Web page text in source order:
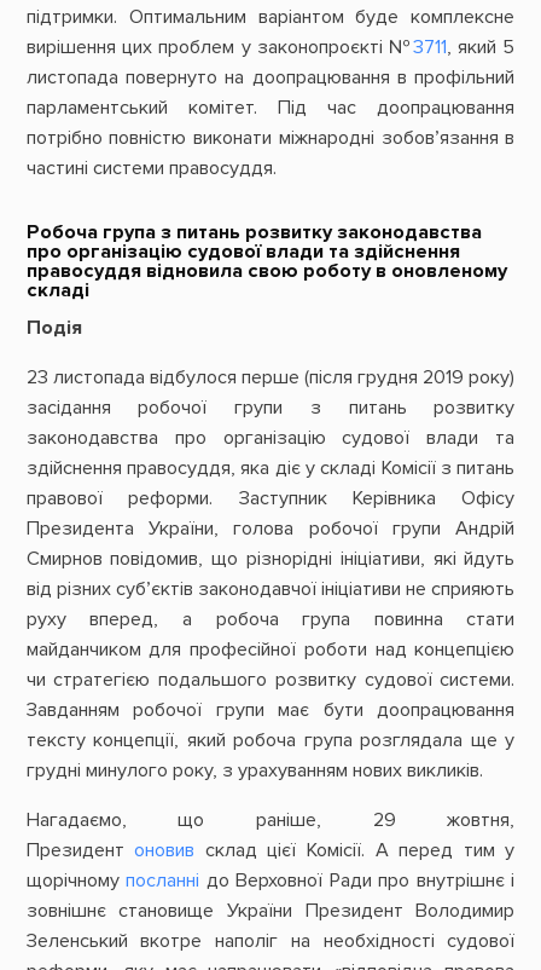
підтримки. Оптимальним варіантом буде комплексне
вирішення цих проблем у законопроєкті №3711, який 5
листопада повернуто на доопрацювання в профільний
парламентський комітет. Під час доопрацювання
потрібно повністю виконати міжнародні зобов’язання в
частині системи правосуддя.
Робоча група з питань розвитку законодавства
про організацію судової влади та здійснення
правосуддя відновила свою роботу в оновленому
складі
Подія
23 листопада відбулося перше (після грудня 2019 року)
засідання робочої групи з питань розвитку
законодавства про організацію судової влади та
здійснення правосуддя, яка діє у складі Комісії з питань
правової реформи. Заступник Керівника Офісу
Президента України, голова робочої групи Андрій
Смирнов повідомив, що різнорідні ініціативи, які йдуть
від різних суб’єктів законодавчої ініціативи не сприяють
руху вперед, а робоча група повинна стати
майданчиком для професійної роботи над концепцією
чи стратегією подальшого розвитку судової системи.
Завданням робочої групи має бути доопрацювання
тексту концепції, який робоча група розглядала ще у
грудні минулого року, з урахуванням нових викликів.
Нагадаємо, що раніше, 29 жовтня,
Президентоновив склад цієї Комісії. А перед тим у
щорічномупосланні до Верховної Ради про внутрішнє і
зовнішнє становище України Президент Володимир
Зеленський вкотре наполіг на необхідності судової